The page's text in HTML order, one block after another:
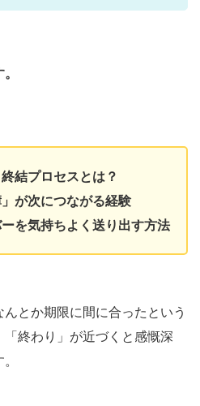
プロセスとは？
次につながる経験
気持ちよく送り出す方法
とか期限に間に合ったという
終わり」が近づくと感慨深